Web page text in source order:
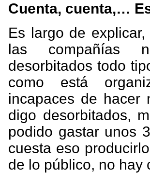
Cuenta, cuenta,…
Es largo de
las compañías
desorbitados todo
como está
incapaces de hacer
digo desorbitados,
podido gastar unos
cuesta eso
de lo público, no hay